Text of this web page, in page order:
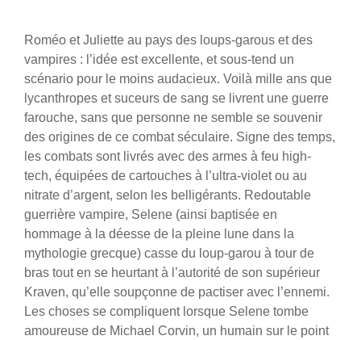
Roméo et Juliette au pays des loups-garous et des
vampires : l’idée est excellente, et sous-tend un
scénario pour le moins audacieux. Voilà mille ans que
lycanthropes et suceurs de sang se livrent une guerre
farouche, sans que personne ne semble se souvenir
des origines de ce combat séculaire. Signe des temps,
les combats sont livrés avec des armes à feu high-
tech, équipées de cartouches à l’ultra-violet ou au
nitrate d’argent, selon les belligérants. Redoutable
guerrière vampire, Selene (ainsi baptisée en
hommage à la déesse de la pleine lune dans la
mythologie grecque) casse du loup-garou à tour de
bras tout en se heurtant à l’autorité de son supérieur
Kraven, qu’elle soupçonne de pactiser avec l’ennemi.
Les choses se compliquent lorsque Selene tombe
amoureuse de Michael Corvin, un humain sur le point